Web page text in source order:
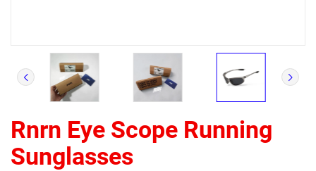
Rnrn Eye Scope Running
Sunglasses